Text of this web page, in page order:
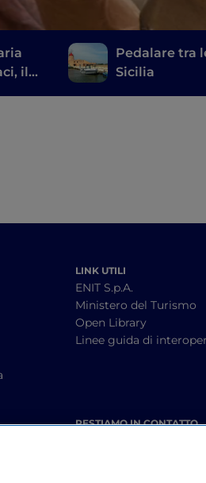
il
Pedalare tra
Sicilia
LINK UTILI
ENIT S.p.A.
Ministero del Turismo
Open Library
Linee guida di
RESTIAMO IN CONTATTO